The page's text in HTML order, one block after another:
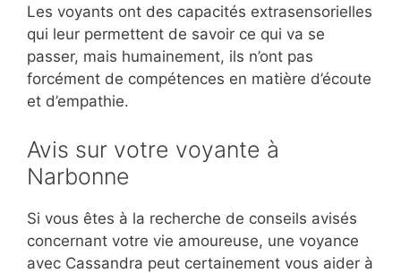
Les voyants ont des capacités extrasensorielles
qui leur permettent de savoir ce qui va se
passer, mais humainement, ils n’ont pas
forcément de compétences en matière d’écoute
et d’empathie.
Avis sur votre voyante à
Narbonne
Si vous êtes à la recherche de conseils avisés
concernant votre vie amoureuse, une voyance
avec Cassandra peut certainement vous aider à